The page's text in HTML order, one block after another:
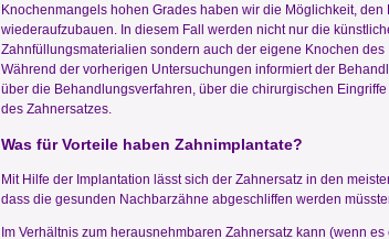
Knochenmangels hohen Grades haben wir die Möglichkeit, den
wiederaufzubauen. In diesem Fall werden nicht nur die
Zahnfüllungsmaterialien sondern auch der eigene Knochen des
Während der vorherigen Untersuchungen informiert der
über die Behandlungsverfahren, über die chirurgischen
des Zahnersatzes.
Was für Vorteile haben Zahnimplantate?
Mit Hilfe der Implantation lässt sich der Zahnersatz in den
dass die gesunden Nachbarzähne abgeschliffen werden
Im Verhältnis zum herausnehmbaren Zahnersatz kann (wenn